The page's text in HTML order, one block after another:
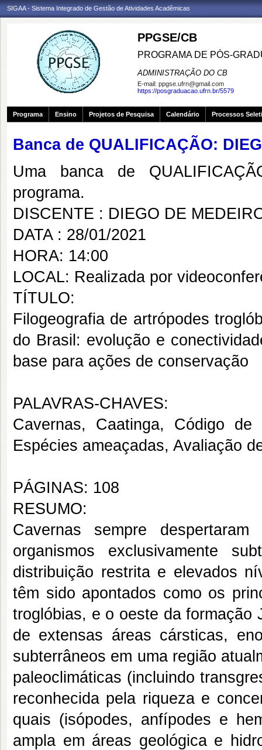
SIGAA - Sistema Integrado de Gestão de Atividades Acadêmicas
PPGSE/CB
PROGRAMA DE PÓS-
ADMINISTRAÇÃO DO CB
E-mail: ppgse.ufrn@gmail.com
https://posgraduacao.ufrn.br/5579
Programa Ensino Projetos de Pesquisa Calendário Processos
Banca de QUALIFICAÇÃO:
Uma banca de
programa.
DISCENTE : DIEGO DE
DATA : 28/01/2021
HORA: 14:00
LOCAL: Realizada por
TÍTULO:
Filogeografia de artrópodes
do Brasil: evolução e
base para ações de conservação
PALAVRAS-CHAVES:
Cavernas, Caatinga, Código
Espécies ameaçadas, Avaliação
PÁGINAS: 108
RESUMO:
Cavernas sempre
organismos exclusivamente
distribuição restrita e elevados
têm sido apontados como os
troglóbias, e o oeste da formação
de extensas áreas cársticas,
subterrâneos em uma região
paleoclimáticas (incluindo
reconhecida pela riqueza e
quais (isópodes, anfípodes e
ampla em áreas geológica e